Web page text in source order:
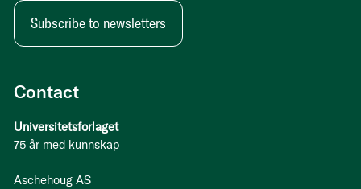
Contact
Universitetsforlaget
75 år med kunnskap
Aschehoug AS
Subscribe to newsletters